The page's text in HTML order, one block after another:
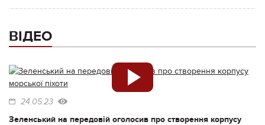
ВІДЕО
24.05.23
Зеленський на передовій оголосив про створення корпусу